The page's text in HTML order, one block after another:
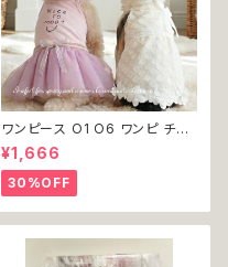
ワンピース O1 O6 ワンピ チュ
ール レース 花 フラワー 女の子
犬 犬服 小型 猫 服 洋服 ペット
dog ドッグウェア おしゃれ かわ
いい 返品交換不可
¥1,666
30%OFF